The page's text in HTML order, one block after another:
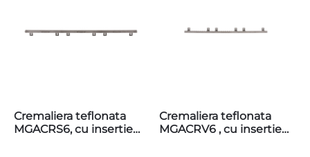
Cremaliera teflonata
MGACRS6, cu insertie
Cremaliera teflonata
MGACRV6 , cu insertie